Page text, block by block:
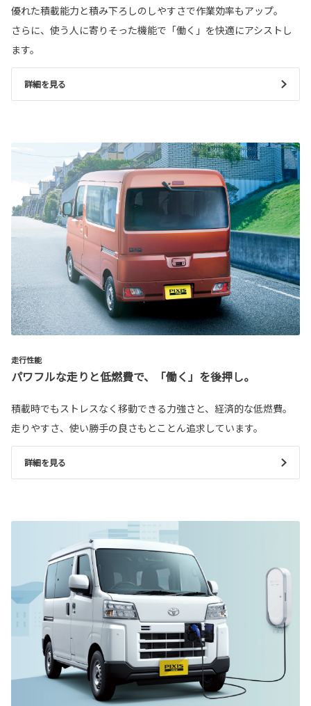
優れた積載能力と積み下ろしのしやすさで作業効率もアップ。
さらに、使う人に寄りそった機能で「働く」を快適にアシストし
ます。
詳細を見る
走行性能
パワフルな走りと低燃費で、「働く」を後押し。
積載時でもストレスなく移動できる力強さと、経済的な低燃費。
走りやすさ、使い勝手の良さもとことん追求しています。
詳細を見る